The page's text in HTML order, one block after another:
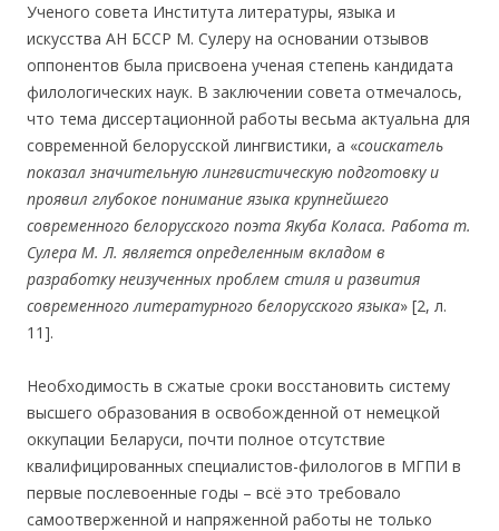
Ученого совета Института литературы, языка и
искусства АН БССР М. Сулеру на основании отзывов
оппонентов была присвоена ученая степень кандидата
филологических наук. В заключении совета отмечалось,
что тема диссертационной работы весьма актуальна для
современной белорусской лингвистики, а «соискатель
показал значительную лингвистическую подготовку и
проявил глубокое понимание языка крупнейшего
современного белорусского поэта Якуба Коласа. Работа т.
Сулера М. Л. является определенным вкладом в
разработку неизученных проблем стиля и развития
современного литературного белорусского языка» [2, л.
11].
Необходимость в сжатые сроки восстановить систему
высшего образования в освобожденной от немецкой
оккупации Беларуси, почти полное отсутствие
квалифицированных специалистов-филологов в МГПИ в
первые послевоенные годы – всё это требовало
самоотверженной и напряженной работы не только